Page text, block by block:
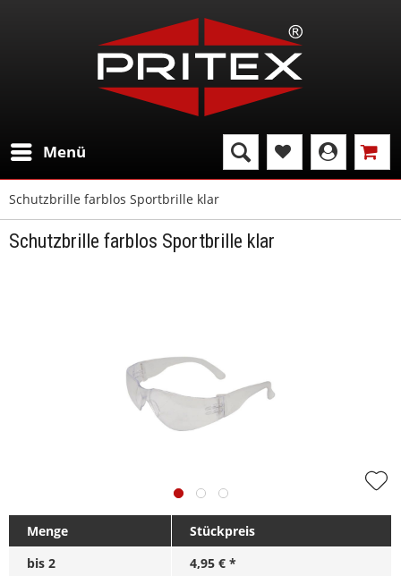
Menü
Schutzbrille farblos Sportbrille klar
Schutzbrille farblos Sportbrille klar
Menge
Stückpreis
bis 2
4,95 € *